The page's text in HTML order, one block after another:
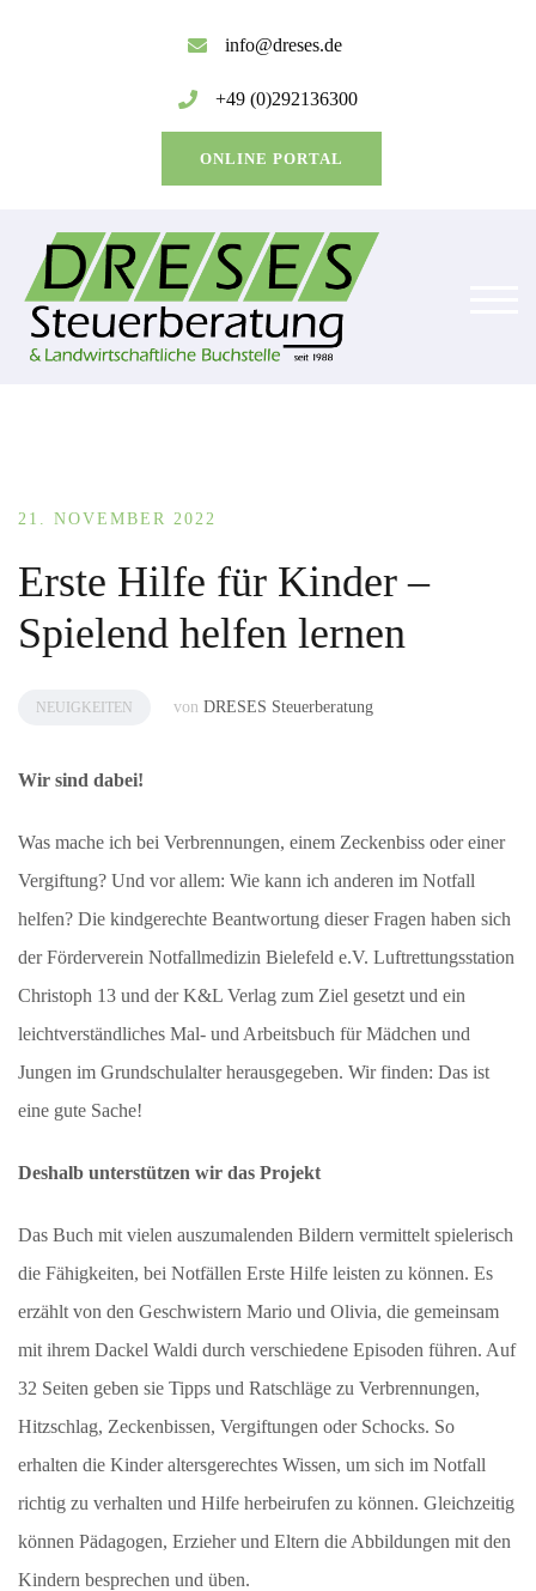
info@dreses.de
+49 (0)292136300
ONLINE PORTAL
21. NOVEMBER 2022
Erste Hilfe für Kinder –
Spielend helfen lernen
NEUIGKEITEN von DRESES Steuerberatung
Wir sind dabei!
Was mache ich bei Verbrennungen, einem Zeckenbiss oder einer
Vergiftung? Und vor allem: Wie kann ich anderen im Notfall
helfen? Die kindgerechte Beantwortung dieser Fragen haben sich
der Förderverein Notfallmedizin Bielefeld e.V. Luftrettungsstation
Christoph 13 und der K&L Verlag zum Ziel gesetzt und ein
leichtverständliches Mal- und Arbeitsbuch für Mädchen und
Jungen im Grundschulalter herausgegeben. Wir finden: Das ist
eine gute Sache!
Deshalb unterstützen wir das Projekt
Das Buch mit vielen auszumalenden Bildern vermittelt spielerisch
die Fähigkeiten, bei Notfällen Erste Hilfe leisten zu können. Es
erzählt von den Geschwistern Mario und Olivia, die gemeinsam
mit ihrem Dackel Waldi durch verschiedene Episoden führen. Auf
32 Seiten geben sie Tipps und Ratschläge zu Verbrennungen,
Hitzschlag, Zeckenbissen, Vergiftungen oder Schocks. So
erhalten die Kinder altersgerechtes Wissen, um sich im Notfall
richtig zu verhalten und Hilfe herbeirufen zu können. Gleichzeitig
können Pädagogen, Erzieher und Eltern die Abbildungen mit den
Kindern besprechen und üben.